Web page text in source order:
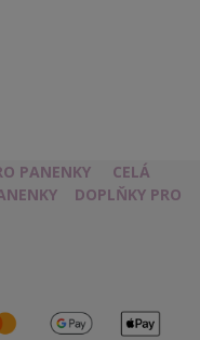
PANENKY
CELÁ
DOPLŇKY PRO